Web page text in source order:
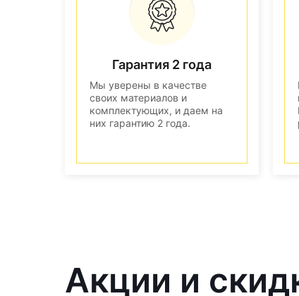
Гарантия 2 года
Мы уверены в качестве
своих материалов и
комплектующих, и даем на
них гарантию 2 года.
Акции и